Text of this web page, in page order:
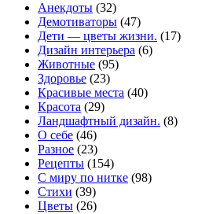
Анекдоты (32)
Демотиваторы (47)
Дети — цветы жизни. (17)
Дизайн интерьера (6)
Животные (95)
Здоровье (23)
Красивые места (40)
Красота (29)
Ландшафтный дизайн. (8)
О себе (46)
Разное (23)
Рецепты (154)
С миру по нитке (98)
Стихи (39)
Цветы (26)